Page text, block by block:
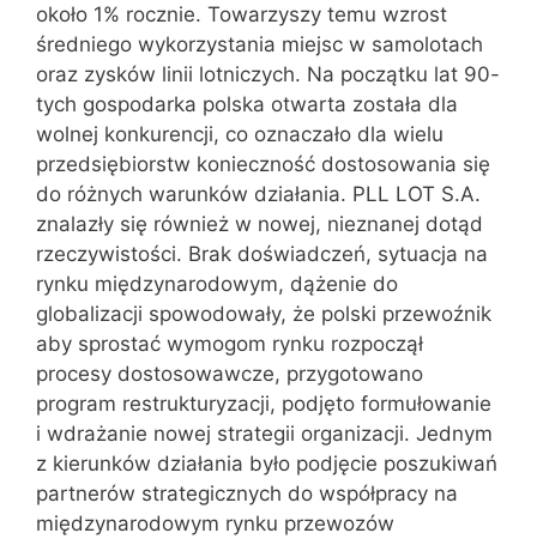
około 1% rocznie. Towarzyszy temu wzrost
średniego wykorzystania miejsc w samolotach
oraz zysków linii lotniczych. Na początku lat 90-
tych gospodarka polska otwarta została dla
wolnej konkurencji, co oznaczało dla wielu
przedsiębiorstw konieczność dostosowania się
do różnych warunków działania. PLL LOT S.A.
znalazły się również w nowej, nieznanej dotąd
rzeczywistości. Brak doświadczeń, sytuacja na
rynku międzynarodowym, dążenie do
globalizacji spowodowały, że polski przewoźnik
aby sprostać wymogom rynku rozpoczął
procesy dostosowawcze, przygotowano
program restrukturyzacji, podjęto formułowanie
i wdrażanie nowej strategii organizacji. Jednym
z kierunków działania było podjęcie poszukiwań
partnerów strategicznych do współpracy na
międzynarodowym rynku przewozów